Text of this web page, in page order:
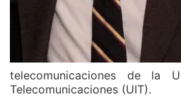
telecomunicaciones de la
Telecomunicaciones (UIT).